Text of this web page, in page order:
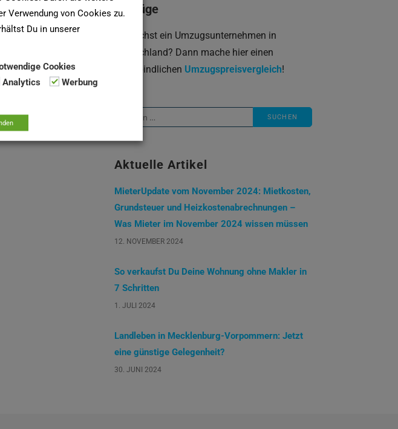
Umzüge
Du suchst ein Umzugsunternehmen in
Deutschland? Dann mache hier einen
unverbindlichen Umzugspreisvergleich!
Aktuelle Artikel
MieterUpdate vom November 2024: Mietkosten,
Grundsteuer und Heizkostenabrechnungen –
Was Mieter im November 2024 wissen müssen
12. NOVEMBER 2024
So verkaufst Du Deine Wohnung ohne Makler in
7 Schritten
1. JULI 2024
Landleben in Mecklenburg-Vorpommern: Jetzt
eine günstige Gelegenheit?
30. JUNI 2024
Verwendung von Cookies zu.
Du in unserer
Cookies
Analytics
Werbung